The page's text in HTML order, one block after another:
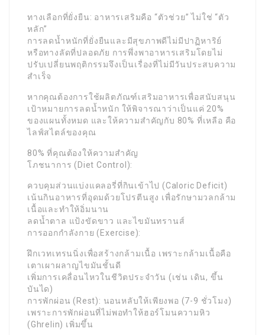
ทางเลือกที่ยั่งยืน: อาหารเสริมคือ “ตัวช่วย” ไม่ใช่ “ตัว
หลัก”
การลดน้ำหนักที่ยั่งยืนและมีสุขภาพดีไม่มีปาฏิหาริย์
หรือทางลัดที่ปลอดภัย การพึ่งพาอาหารเสริมโดยไม่
ปรับเปลี่ยนพฤติกรรมจึงเป็นเรื่องที่ไม่มีวันประสบความ
สำเร็จ
หากคุณต้องการใช้ผลิตภัณฑ์เสริมอาหารเพื่อสนับสนุน
เป้าหมายการลดน้ำหนัก ให้พิจารณาว่าเป็นแค่ 20%
ของแผนทั้งหมด และให้ความสำคัญกับ 80% ที่เหลือ คือ
ไลฟ์สไตล์ของคุณ
80% ที่คุณต้องให้ความสำคัญ
โภชนาการ (Diet Control):
ควบคุมส่วนแบ่งแคลอรี่ที่กินเข้าไป (Caloric Deficit)
เน้นกินอาหารที่อุดมด้วยโปรตีนสูง เพื่อรักษามวลกล้าม
เนื้อและทำให้อิ่มนาน
ลดน้ำตาล แป้งขัดขาว และไขมันทรานส์
การออกกำลังกาย (Exercise):
ฝึกเวทเทรนนิ่งเพื่อสร้างกล้ามเนื้อ เพราะกล้ามเนื้อคือ
เตาเผาผลาญไขมันชั้นดี
เพิ่มการเคลื่อนไหวในชีวิตประจำวัน (เช่น เดิน, ขึ้น
บันได)
การพักผ่อน (Rest): นอนหลับให้เพียงพอ (7-9 ชั่วโมง)
เพราะการพักผ่อนที่ไม่พอทำให้ฮอร์โมนความหิว
(Ghrelin) เพิ่มขึ้น